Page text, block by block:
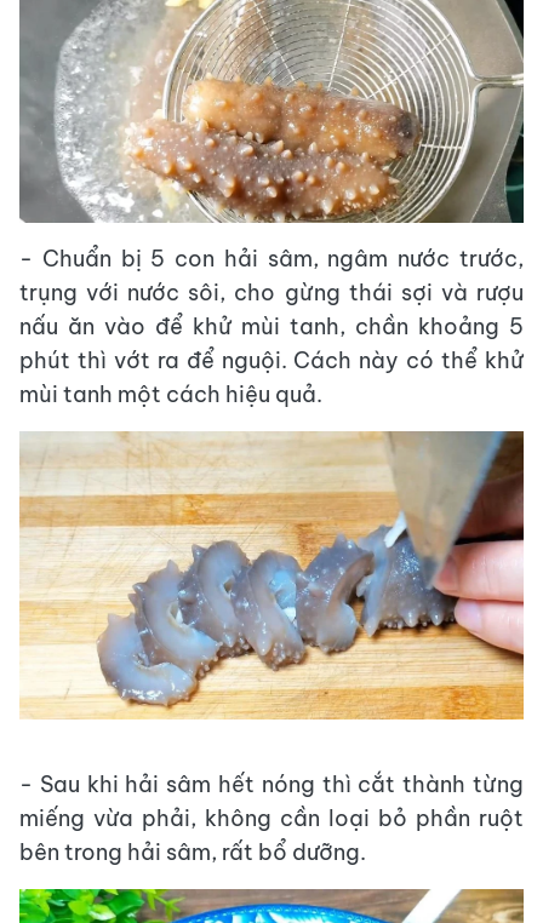
- Chuẩn bị 5 con hải sâm, ngâm nước trước,
trụng với nước sôi, cho gừng thái sợi và rượu
nấu ăn vào để khử mùi tanh, chần khoảng 5
phút thì vớt ra để nguội. Cách này có thể khử
mùi tanh một cách hiệu quả.
- Sau khi hải sâm hết nóng thì cắt thành từng
miếng vừa phải, không cần loại bỏ phần ruột
bên trong hải sâm, rất bổ dưỡng.